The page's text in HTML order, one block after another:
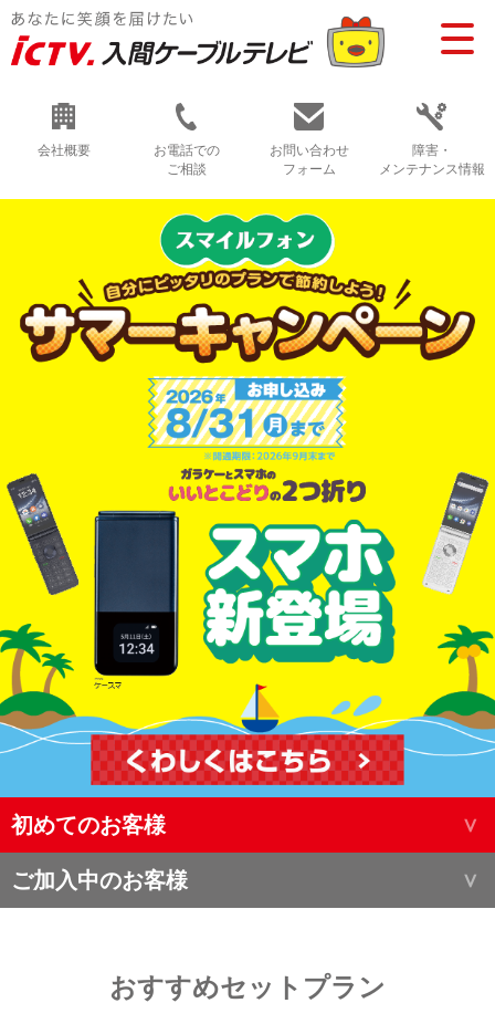
会社概要
お電話での
ご相談
お問い合わせ
フォーム
障害・
メンテナンス情報
初めてのお客様
ご加入中のお客様
おすすめセットプラン